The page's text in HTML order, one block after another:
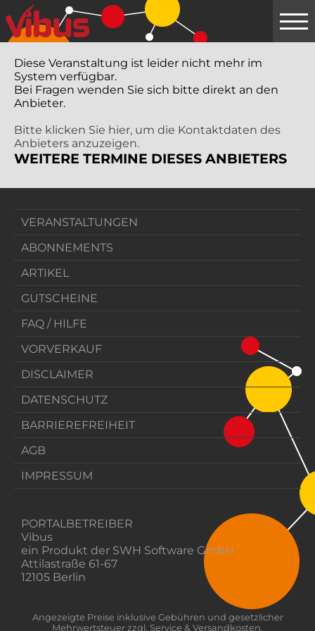
Springe
zum
Hauptinhalt
Diese Veranstaltung ist leider nicht mehr im
System verfügbar.
Bei Fragen wenden Sie sich bitte direkt an den
Anbieter.
Bitte klicken Sie hier, um die Kontaktdaten des
Anbieters anzuzeigen.
WEITERE TERMINE DIESES ANBIETERS
VERANSTALTUNGEN
ABONNEMENTS
ARTIKEL
GUTSCHEINE
FAQ / HILFE
VORVERKAUF
DISCLAIMER
DATENSCHUTZ
BARRIEREFREIHEIT
AGB
IMPRESSUM
PORTALBETREIBER
Vibus
ein Produkt der SWH Software GmbH
Attilastraße 61-67
12105 Berlin
Angezeigte Preise inklusive Gebühren und gesetzlicher
Mehrwertsteuer zzgl. Service & Versandkosten.